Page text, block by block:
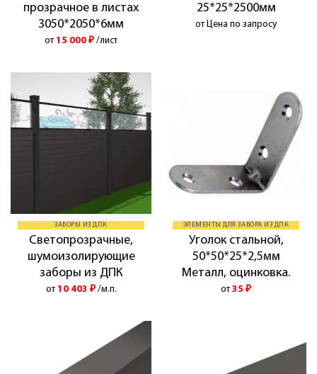
прозрачное в листах
3050*2050*6мм
от 15 000 ₽ /лист
25*25*2500мм
от Цена по запросу
ЗАБОРЫ ИЗ ДПК
Светопрозрачные,
шумоизолирующие
заборы из ДПК
от 10 403 ₽ /м.п.
ЭЛЕМЕНТЫ ДЛЯ ЗАБОРА ИЗ ДПК
Уголок стальной,
50*50*25*2,5мм
Металл, оцинковка.
от 35 ₽